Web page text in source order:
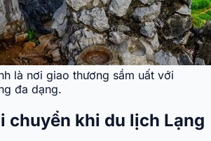
là nơi giao thương sầm uất với
đa dạng.
chuyển khi du lịch Lạng